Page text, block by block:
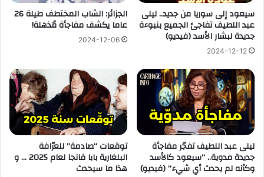
سيعود إلى سوريا من جديد.. ليلى
عبد اللطيف تفاجئ الجميع بنبوءة
جديدة لبشار الأسد (فيديو)
2024-12-12
الجزائر: الشاب المختطف طيلة 26
عاما يكشف مفاجأة مُذهلة!
2024-12-06
ليلى عبد اللطيف تفجّر مفاجأة
جديدة مدوية.. “سيعود كالأسد
وكأنه لم يحدث أي شيء” (فيديو)
توقعات “صادمة” للعرّافة
البلغارية بابا فانجا لعام 2025 … و
هذا ما سيحدث